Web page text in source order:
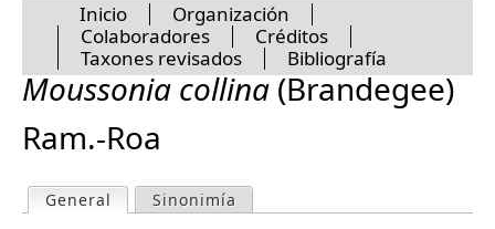
Moussonia collina(Brandegee)
Ram.-Roa
P
General (active tab)
Sinonimía
M
i
Inicio
Organización
Colaboradores
Créditos
Taxones revisados
Bibliografía